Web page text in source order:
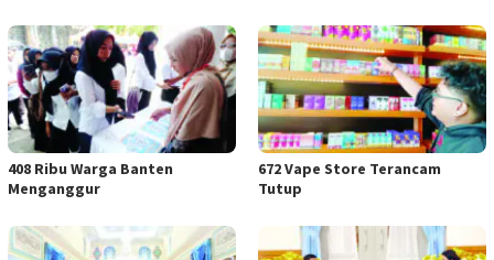
408 Ribu Warga Banten
Menganggur
672 Vape Store Terancam
Tutup